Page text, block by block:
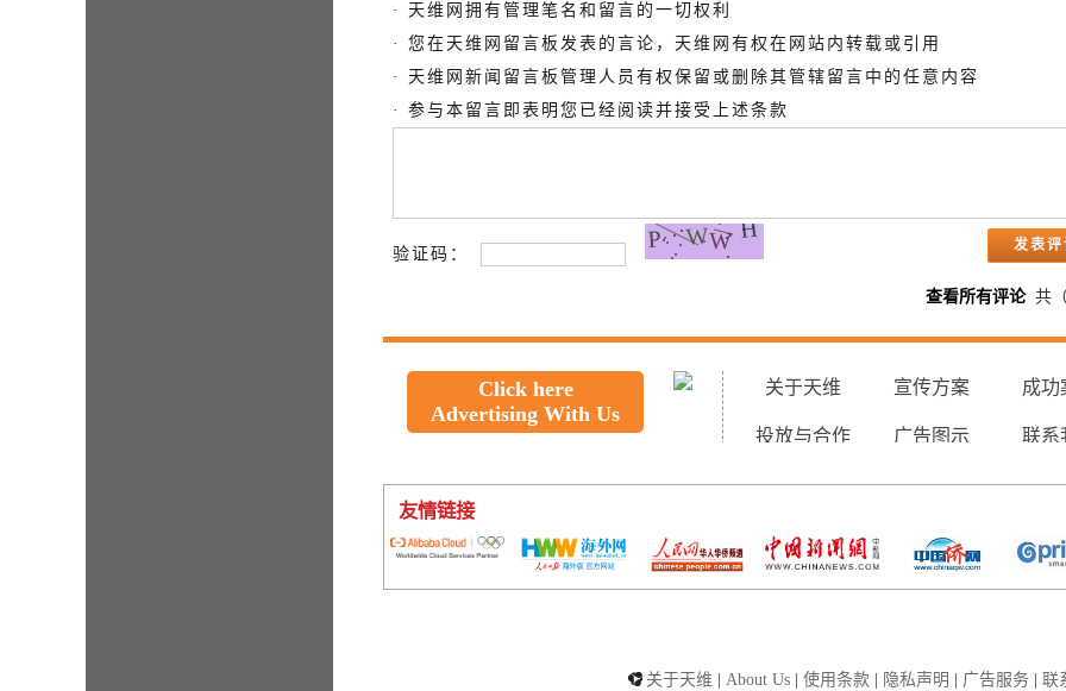
· 天维网拥有管理笔名和留言的一切权利
· 您在天维网留言板发表的言论，天维网有权在网站内转载或引用
· 天维网新闻留言板管理人员有权保留或删除其管辖留言中的任意内容
· 参与本留言即表明您已经阅读并接受上述条款
验证码：
查看所有评论共（
Click here
Advertising With Us
关于天维 宣传方案 成功
投放与合作 广告图示 联系
友情链接
关于天维 About Us 使用条款 隐私声明 广告服务 联